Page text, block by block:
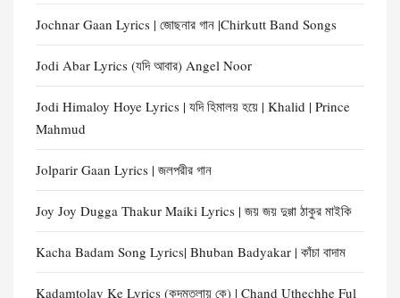
Jochnar Gaan Lyrics | জোছনার গান |Chirkutt Band Songs
Jodi Abar Lyrics (যদি আবার) Angel Noor
Jodi Himaloy Hoye Lyrics | যদি হিমালয় হয়ে | Khalid | Prince
Mahmud
Jolparir Gaan Lyrics | জলপরীর গান
Joy Joy Dugga Thakur Maiki Lyrics | জয় জয় দুগ্গা ঠাকুর মাইকি
Kacha Badam Song Lyrics| Bhuban Badyakar | কাঁচা বাদাম
Kadamtolay Ke Lyrics (কদমতলায় কে) | Chand Uthechhe Ful